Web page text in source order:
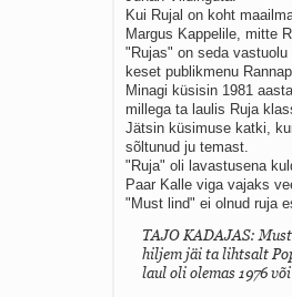
Kui Rujal on koht
Margus Kappelile, mitte
"Rujas" on seda
keset publikmenu
Minagi küsisin 1981
millega ta laulis Ruja
Jätsin küsimuse katki,
sõltunud ju temast.
"Ruja" oli lavastusena
Paar Kalle viga vajaks
"Must lind" ei olnud ruja
TAJO KADAJAS:
hiljem jäi ta lihtsalt
laul oli olemas 1976